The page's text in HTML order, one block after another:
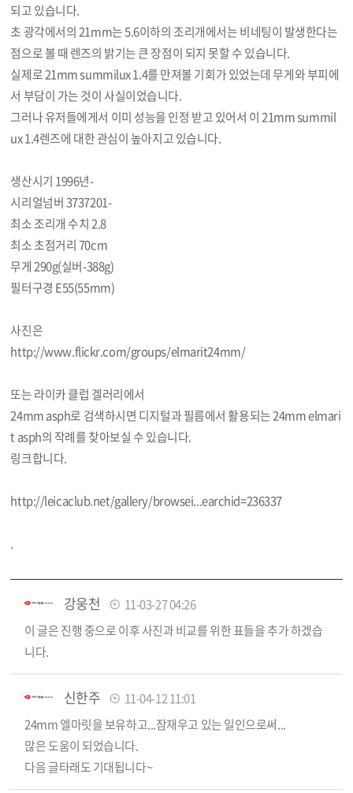
되고 있습니다.
초 광각에서의 21mm는 5.6이하의 조리개에서는 비네팅이 발생한다는
점으로 볼 때 렌즈의 밝기는 큰 장점이 되지 못할 수 있습니다.
실제로 21mm summilux 1.4를 만져볼 기회가 있었는데 무게와 부피에
서 부담이 가는 것이 사실이었습니다.
그러나 유저들에게서 이미 성능을 인정 받고 있어서 이 21mm summil
ux 1.4렌즈에 대한 관심이 높아지고 있습니다.
생산시기 1996년-
시리얼넘버 3737201-
최소 조리개 수치 2.8
최소 초점거리 70cm
무게 290g(실버-388g)
필터구경 E55(55mm)
사진은
http://www.flickr.com/groups/elmarit24mm/
또는 라이카 클럽 겔러리에서
24mm asph로 검색하시면 디지털과 필름에서 활용되는 24mm elmari
t asph의 작례를 찾아보실 수 있습니다.
링크합니다.
http://leicaclub.net/gallery/browsei...earchid=236337
.
강웅천
11-03-27 04:26
이 글은 진행 중으로 이후 사진과 비교를 위한 표들을 추가 하겠습
니다.
신한주
11-04-12 11:01
24mm 엘마릿을 보유하고...잠재우고 있는 일인으로써...
많은 도움이 되었습니다.
다음 글타래도 기대됩니다~